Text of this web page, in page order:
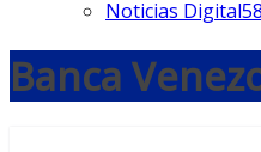
Noticias
Banca